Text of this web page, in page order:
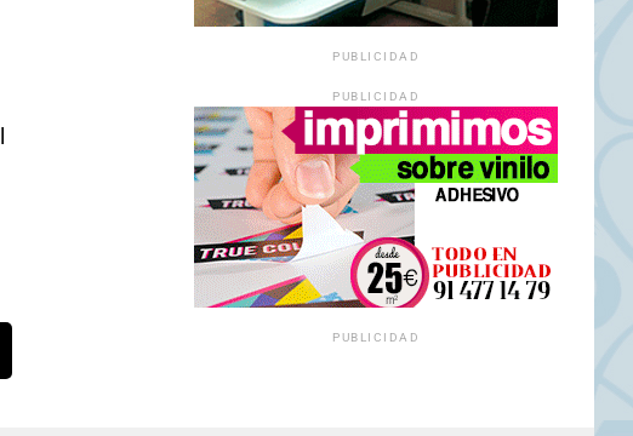
PUBLICIDAD
PUBLICIDAD
PUBLICIDAD